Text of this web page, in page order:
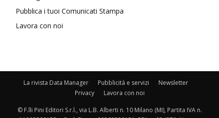
Pubblica i tuoi Comunicati Stampa
Lavora con noi
La rivista Data Manager Pubblicità e servizi
Newsletter
Privacy
Lavora con noi
© F.lli Pini Editori S.r.l., via L.B. Alberti n. 10 Milano (MI), Partita IVA n.